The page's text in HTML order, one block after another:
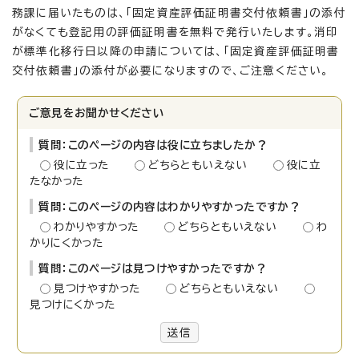
務課に届いたものは、「固定資産評価証明書交付依頼書」の添付
がなくても登記用の評価証明書を無料で発行いたします。消印
が標準化移行日以降の申請については、「固定資産評価証明書
交付依頼書」の添付が必要になりますので、ご注意ください。
ご意見をお聞かせください
質問：このページの内容は役に立ちましたか？
役に立った
どちらともいえない
役に立
たなかった
質問：このページの内容はわかりやすかったですか？
わかりやすかった
どちらともいえない
わ
かりにくかった
質問：このページは見つけやすかったですか？
見つけやすかった
どちらともいえない
見つけにくかった
送信